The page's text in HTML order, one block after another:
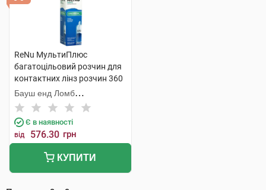
ReNu МультиПлюс
багатоцільовий розчин для
контактних лінз розчин 360
мл 1 флакон
Бауш енд Ломб
Інкорпорейтед
Є в наявності
від 576.30 грн
КУПИТИ